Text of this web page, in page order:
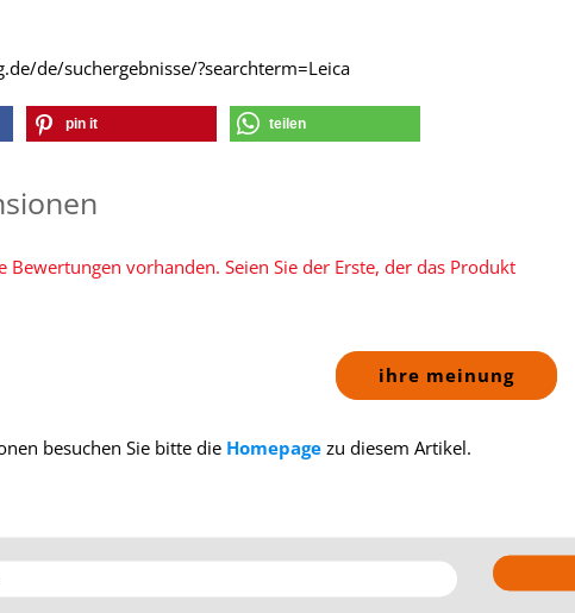
de/suchergebnisse/?searchterm=Leica
pin it teilen
Bewertungen vorhanden. Seien Sie der Erste, der das Produkt
ihre meinung
besuchen Sie bitte die Homepage zu diesem Artikel.